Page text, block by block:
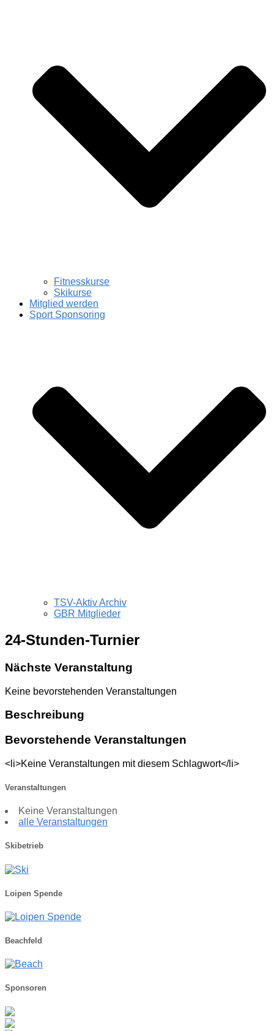
Fitnesskurse
Skikurse
Mitglied werden
Sport Sponsoring
TSV-Aktiv Archiv
GBR Mitglieder
24-Stunden-Turnier
Nächste Veranstaltung
Keine bevorstehenden Veranstaltungen
Beschreibung
Bevorstehende Veranstaltungen
<li>Keine Veranstaltungen mit diesem Schlagwort</li>
Veranstaltungen
Keine Veranstaltungen
alle Veranstaltungen
Skibetrieb
Loipen Spende
Beachfeld
Sponsoren